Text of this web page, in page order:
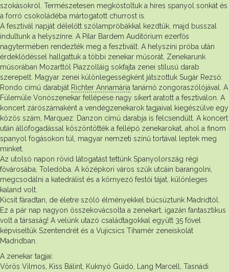
szokásokról. Természetesen megkóstoltuk a híres spanyol sonkát és
a forró csokoládéba mártogatott churrost is.
A fesztivál napját délelőtt szólampróbákkal kezdtük, majd busszal
indultunk a helyszínre. A Pilar Bardem Auditórium ezerfős
nagytermében rendezték meg a fesztivált. A helyszíni próba után
érdeklődéssel hallgattuk a többi zenekar műsorát. Zenekarunk
műsorában Mozarttól Piazzolláig sokfajta zenei stílusú darab
szerepelt. Magyar zenei különlegességként játszottuk Sugár Rezső:
Rondo című darabját Richter Annamária tanárnő zongoraszólójával. A
Fülemüle Vonószenekar fellépése nagy sikert aratott a fesztiválon. A
koncert zárószámaként a vendégzenekarok tagjaival kiegészülve egy
közös szám, Marquez: Danzon című darabja is felcsendült. A koncert
után állófogadással köszöntötték a fellépő zenekarokat, ahol a finom
spanyol fogásokon túl, magyar nemzeti színű tortával leptek meg
minket.
Az utolsó napon rövid látogatást tettünk Spanyolország régi
fővárosába, Toledóba. A középkori város szűk utcáin barangolni,
megcsodálni a katedrálist és a környező festői tájat, különleges
kaland volt.
Kicsit fáradtan, de életre szóló élményekkel búcsúztunk Madridtól.
Ez a pár nap nagyon összekovácsolta a zenekart, igazán fantasztikus
volt a társaság! A velünk utazó családtagokkal együtt 35 fővel
képviseltük Szentendrét és a Vujicsics Tihamér zeneiskolát
Madridban.
A zenekar tagjai:
Vörös Vilmos, Kiss Bálint, Kuknyó Guidó, Lang Marcell, Tasnádi